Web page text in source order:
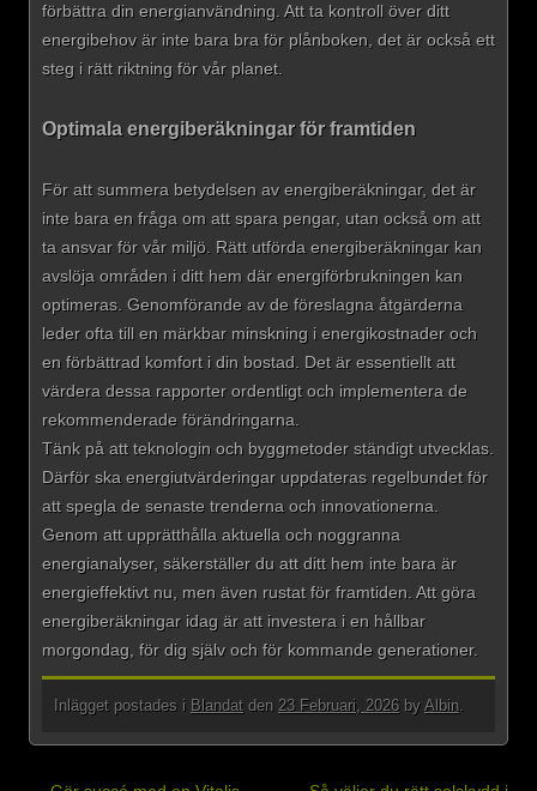
förbättra din energianvändning. Att ta kontroll över ditt
energibehov är inte bara bra för plånboken, det är också ett
steg i rätt riktning för vår planet.
Optimala energiberäkningar för framtiden
För att summera betydelsen av energiberäkningar, det är
inte bara en fråga om att spara pengar, utan också om att
ta ansvar för vår miljö. Rätt utförda energiberäkningar kan
avslöja områden i ditt hem där energiförbrukningen kan
optimeras. Genomförande av de föreslagna åtgärderna
leder ofta till en märkbar minskning i energikostnader och
en förbättrad komfort i din bostad. Det är essentiellt att
värdera dessa rapporter ordentligt och implementera de
rekommenderade förändringarna.
Tänk på att teknologin och byggmetoder ständigt utvecklas.
Därför ska energiutvärderingar uppdateras regelbundet för
att spegla de senaste trenderna och innovationerna.
Genom att upprätthålla aktuella och noggranna
energianalyser, säkerställer du att ditt hem inte bara är
energieffektivt nu, men även rustat för framtiden. Att göra
energiberäkningar idag är att investera i en hållbar
morgondag, för dig själv och för kommande generationer.
Inlägget postades i Blandat den 23 Februari, 2026 by Albin.